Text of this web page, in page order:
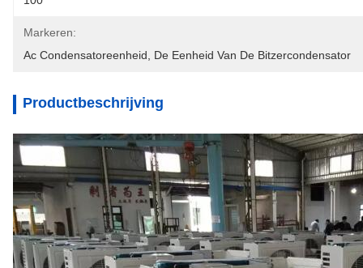
Markeren:
Ac Condensatoreenheid
De Eenheid Van De Bitzercondensator
Productbeschrijving